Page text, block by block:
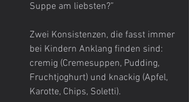
Suppe am liebsten?”
Zwei Konsistenzen, die fasst immer
bei Kindern Anklang finden sind:
cremig (Cremesuppen, Pudding,
Fruchtjoghurt) und knackig (Apfel,
Karotte, Chips, Soletti).